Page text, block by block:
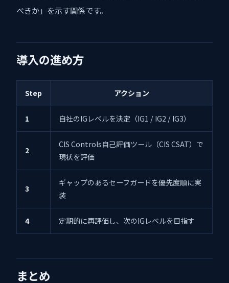
べきか」を示す関係です。
導入の進め方
Step アクション
1 自社のIGレベルを決定（IG1 / IG2 / IG3）
2
CIS Controls自己評価ツール（CIS CSAT）で
現状を評価
3
ギャップのあるセーフガードを優先度順に実
装
4 定期的に再評価し、次のIGレベルを目指す
まとめ